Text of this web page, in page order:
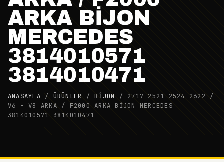
ARKA BİJON
MERCEDES
3814010571
3814010471
ANASAYFA / ÜRÜNLER /BIJON / 2717 2521 2524 2622 /
V6 - V8 ARKA / F2000 ARKA BİJON MERCEDES
3814010571 3814010471